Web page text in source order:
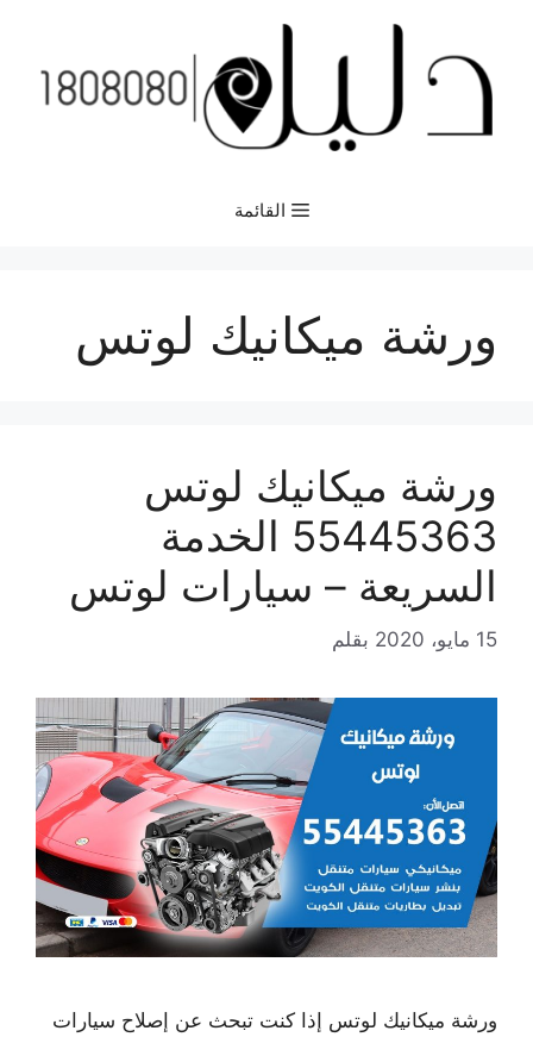
المحتوى
القائمة
ورشة ميكانيك لوتس
ورشة ميكانيك لوتس
55445363 الخدمة
السريعة – سيارات لوتس
15 مايو، 2020 بقلم
ورشة ميكانيك لوتس إذا كنت تبحث عن إصلاح سيارات